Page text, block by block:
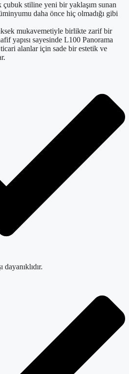
stiline yeni bir yaklaşım sunan
daha önce hiç olmadığı gibi
mukavemetiyle birlikte zarif bir
yapısı sayesinde L100 Panorama
alanlar için sade bir estetik ve